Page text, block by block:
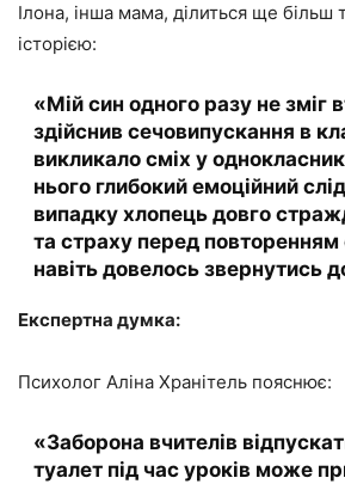
Ілона, інша мама, ділиться ще
історією:
«Мій син одного разу не зміг
здійснив сечовипускання в
викликало сміх у
нього глибокий емоційний
випадку хлопець довго
та страху перед повторенням
навіть довелось звернутись
Експертна думка:
Психолог Аліна Хранітель пояснює:
«Заборона вчителів
туалет під час уроків може